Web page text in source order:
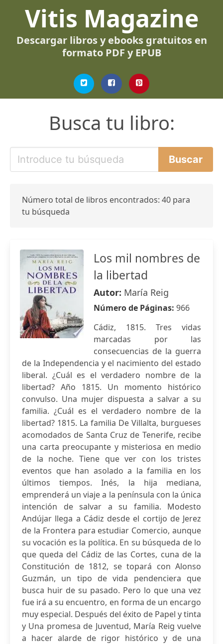
Vitis Magazine
Descargar libros y ebooks gratuitos en
formato PDF y EPUB
Busca tu libro:
Número total de libros encontrados: 40 para
tu búsqueda
Los mil nombres de
la libertad
Autor: María Reig
Número de Páginas: 966
Cádiz, 1815. Tres vidas
marcadas por las
consecuencias de la guerra
de la Independencia y el nacimiento del estado
liberal. ¿Cuál es el verdadero nombre de la
libertad? Año 1815. Un momento histórico
convulso. Una mujer dispuesta a salvar a su
familia. ¿Cuál es el verdadero nombre de la
libertad? 1815. La familia De Villalta, burgueses
acomodados de Santa Cruz de Tenerife, recibe
una carta preocupante y misteriosa en medio
de la noche. Tiene que ver con los tristes
eventos que han asolado a la familia en los
últimos tiempos. Inés, la hija mediana,
emprenderá un viaje a la península con la única
intención de salvar a su familia. Modesto
Andújar llega a Cádiz desde el cortijo de Jerez
de la Frontera para estudiar Comercio, aunque
su vocación es la política. En su búsqueda de lo
que queda del Cádiz de las Cortes, cuna de la
Constitución de 1812, se topará con Alonso
Guzmán, un tipo de vida pendenciera que
busca huir de su pasado. Pero lo que una vez
fue irá a su encuentro, en forma de un encargo
muy especial. Después del éxito de Papel y tinta
y Una promesa de Juventud, María Reig vuelve
a hacer alarde de rigor histórico y de una